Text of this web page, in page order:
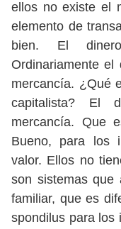
ellos no existe el
elemento de
bien. El
Ordinariamente
mercancía. ¿Qué
capitalista? El
mercancía. Que
Bueno, para los
valor. Ellos no
son sistemas que
familiar, que es
spondilus para los